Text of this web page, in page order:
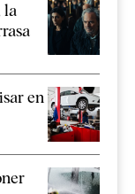
la
en